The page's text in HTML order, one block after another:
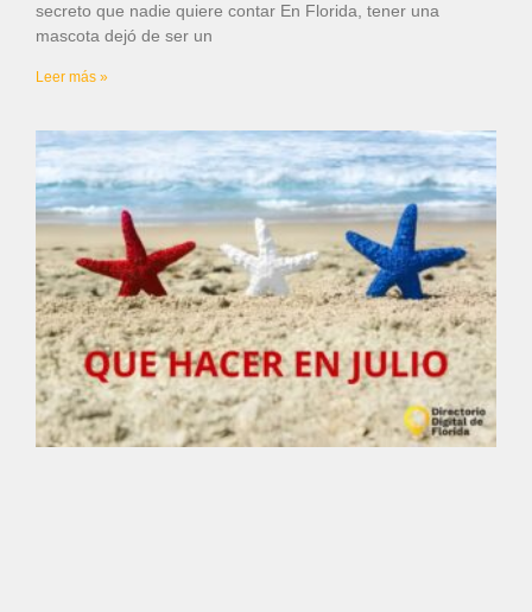
secreto que nadie quiere contar En Florida, tener una
mascota dejó de ser un
Leer más »